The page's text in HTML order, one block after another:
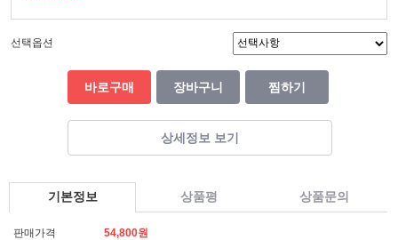
선택옵션
바로구매 장바구니 찜하기
상세정보 보기
기본정보 상품평 상품문의
판매가격
54,800원